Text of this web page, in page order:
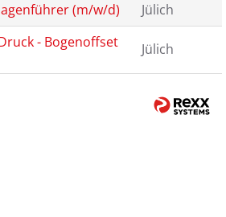
(m/w/d)
Jülich
- Bogenoffset
Jülich